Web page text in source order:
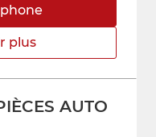
plus
AUTO